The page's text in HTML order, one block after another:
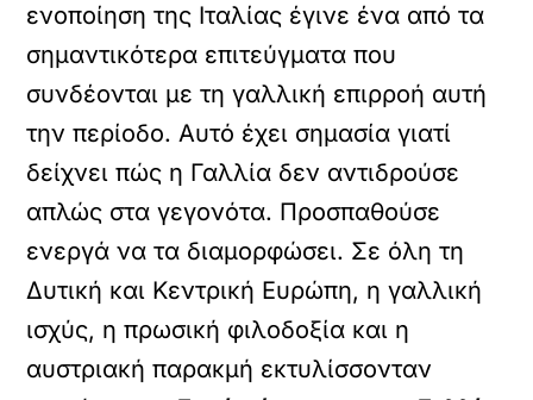
ενοποίηση της Ιταλίας έγινε ένα από τα
σημαντικότερα επιτεύγματα που
συνδέονται με τη γαλλική επιρροή αυτή
την περίοδο. Αυτό έχει σημασία γιατί
δείχνει πώς η Γαλλία δεν αντιδρούσε
απλώς στα γεγονότα. Προσπαθούσε
ενεργά να τα διαμορφώσει. Σε όλη τη
Δυτική και Κεντρική Ευρώπη, η γαλλική
ισχύς, η πρωσική φιλοδοξία και η
αυστριακή παρακμή εκτυλίσσονταν